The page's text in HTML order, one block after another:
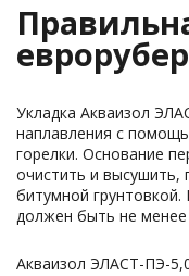
Укладка Акваизол
наплавления с
горелки. Основание
очистить и высушить,
битумной
должен быть не
Акваизол ЭЛАСТ-ПЭ-